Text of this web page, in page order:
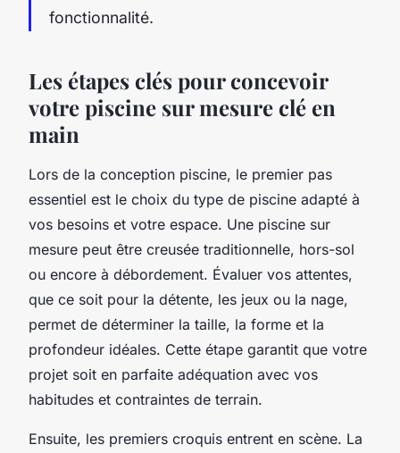
fonctionnalité.
Les étapes clés pour concevoir
votre piscine sur mesure clé en
main
Lors de la conception piscine, le premier pas
essentiel est le choix du type de piscine adapté à
vos besoins et votre espace. Une piscine sur
mesure peut être creusée traditionnelle, hors-sol
ou encore à débordement. Évaluer vos attentes,
que ce soit pour la détente, les jeux ou la nage,
permet de déterminer la taille, la forme et la
profondeur idéales. Cette étape garantit que votre
projet soit en parfaite adéquation avec vos
habitudes et contraintes de terrain.
Ensuite, les premiers croquis entrent en scène. La